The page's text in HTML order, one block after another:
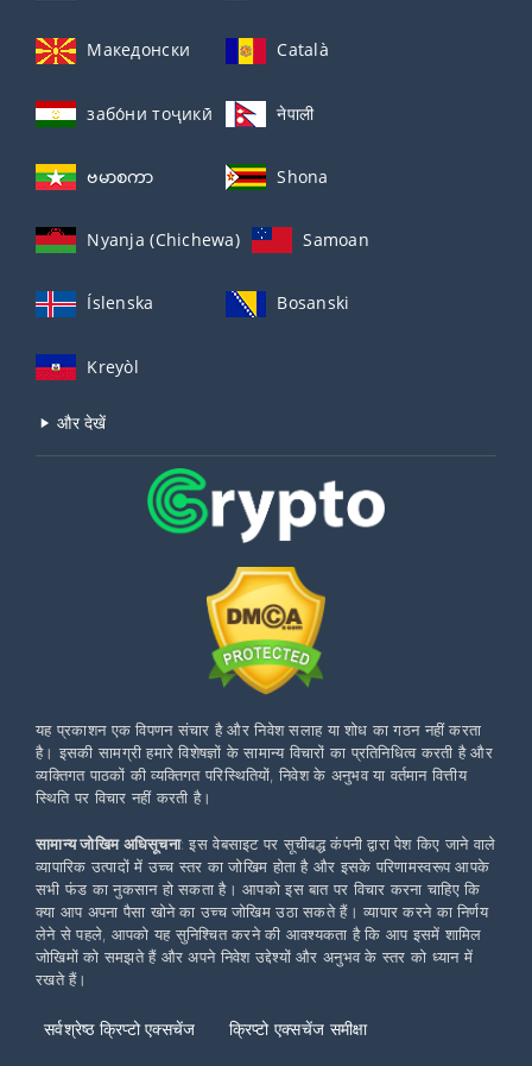
Македонски Català
забо́ни тоҷикӣ́ नेपाली
ဗမာစကာ Shona
Nyanja (Chichewa) Samoan
Íslenska Bosanski
Kreyòl
और देखें
यह प्रकाशन एक विपणन संचार है और निवेश सलाह या शोध का गठन नहीं करता
है। इसकी सामग्री हमारे विशेषज्ञों के सामान्य विचारों का प्रतिनिधित्व करती है और
व्यक्तिगत पाठकों की व्यक्तिगत परिस्थितियों, निवेश के अनुभव या वर्तमान वित्तीय
स्थिति पर विचार नहीं करती है।
सामान्य जोखिम अधिसूचना: इस वेबसाइट पर सूचीबद्ध कंपनी द्वारा पेश किए जाने वाले
व्यापारिक उत्पादों में उच्च स्तर का जोखिम होता है और इसके परिणामस्वरूप आपके
सभी फंड का नुकसान हो सकता है। आपको इस बात पर विचार करना चाहिए कि
क्या आप अपना पैसा खोने का उच्च जोखिम उठा सकते हैं। व्यापार करने का निर्णय
लेने से पहले, आपको यह सुनिश्चित करने की आवश्यकता है कि आप इसमें शामिल
जोखिमों को समझते हैं और अपने निवेश उद्देश्यों और अनुभव के स्तर को ध्यान में
रखते हैं।
सर्वश्रेष्ठ क्रिप्टो एक्सचेंज क्रिप्टो एक्सचेंज समीक्षा